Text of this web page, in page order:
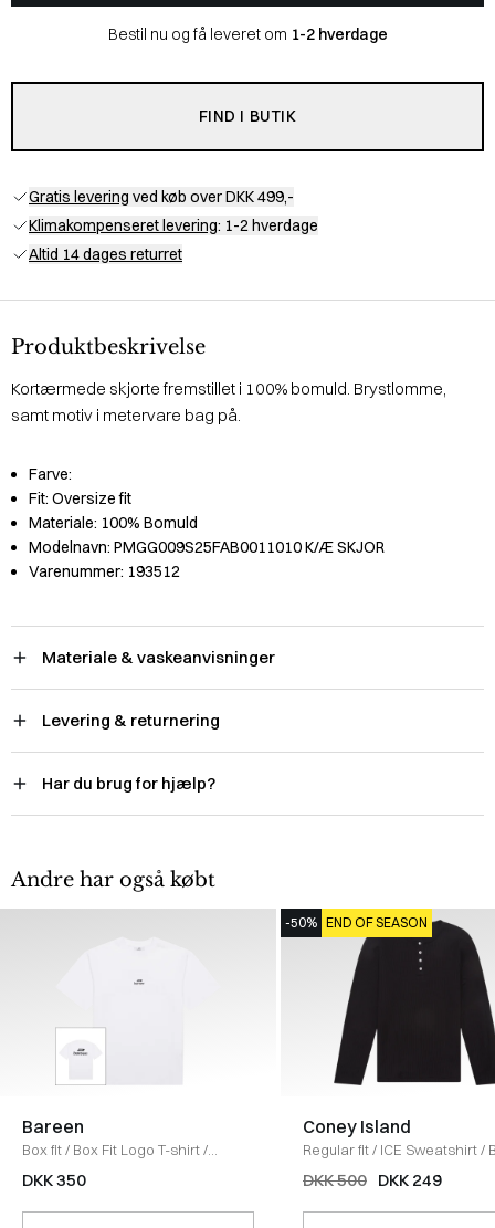
Bestil nu og få leveret om 1-2 hverdage
FIND I BUTIK
Gratis levering ved køb over DKK 499,-
Klimakompenseret levering: 1-2 hverdage
Altid 14 dages returret
Produktbeskrivelse
Kortærmede skjorte fremstillet i 100% bomuld. Brystlomme,
samt motiv i metervare bag på.
Farve:
Fit: Oversize fit
Materiale: 100% Bomuld
Modelnavn: PMGG009S25FAB0011010 K/Æ SKJOR
Varenummer: 193512
Materiale & vaskeanvisninger
Levering & returnering
Har du brug for hjælp?
Andre har også købt
Bareen
Box fit/ Box Fit Logo T-shirt/
WHITE
DKK 350
-50% END OF SEASON
Coney Island
Regular fit/ ICE Sweatshirt/
DKK 500 DKK 249